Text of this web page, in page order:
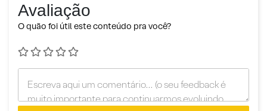
Avaliação
O quão foi útil este conteúdo pra você?